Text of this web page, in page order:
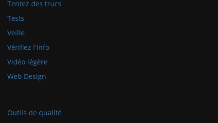
Tentez des trucs
Tests
Veille
Vérifiez l'info
Vidéo légère
Web Design
Outils de qualité